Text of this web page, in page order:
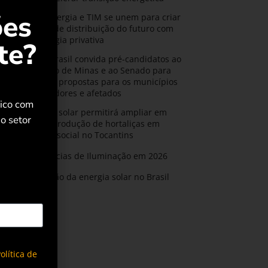
CPFL Energia e TIM se unem para criar
a rede de distribuição do futuro com
tecnologia privativa
AMIG Brasil convida pré-candidatos ao
Governo de Minas e ao Senado para
discutir propostas para os municípios
mineradores e afetados
Energia solar permitirá ampliar em
25% a produção de hortaliças em
projeto social no Tocantins
Tendências de Iluminação em 2026
Expansão da energia solar no Brasil
com
setor
de